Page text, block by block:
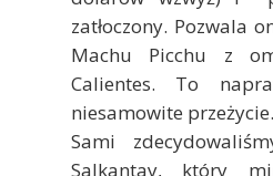
zatłoczony. Pozwala
Machu Picchu z
Calientes. To
niesamowite przeżycie.
Sami
Salkantay, który